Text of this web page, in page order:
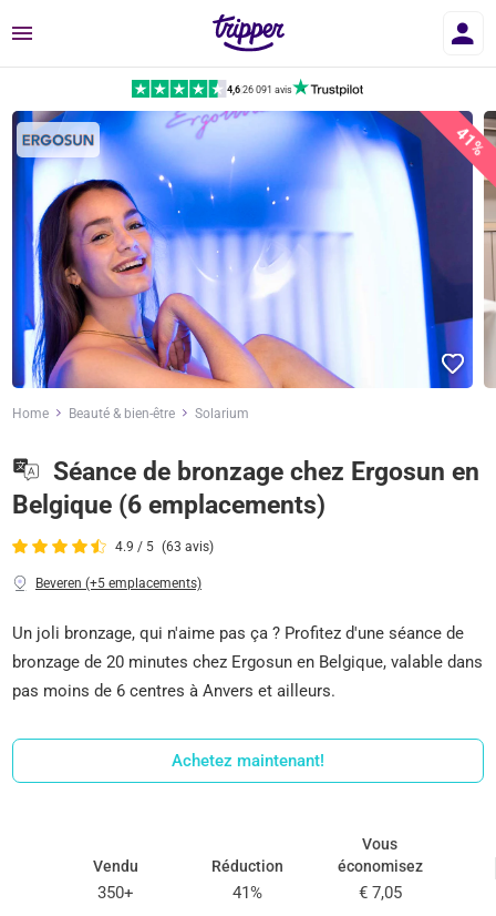
Menu
4,6|26 091 avis
41%
Home Beauté & bien-être Solarium
Séance de bronzage chez Ergosun en
Belgique (6 emplacements)
4.9 / 5 (63 avis)
Beveren (+5 emplacements)
Un joli bronzage, qui n'aime pas ça ? Profitez d'une séance de
bronzage de 20 minutes chez Ergosun en Belgique, valable dans
pas moins de 6 centres à Anvers et ailleurs.
Achetez maintenant!
Vendu
350+
Réduction
41%
Vous
économisez
€ 7,05